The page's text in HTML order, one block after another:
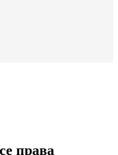
права